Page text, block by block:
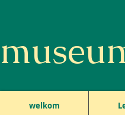
welkom